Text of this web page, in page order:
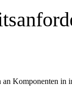
Komponenten in